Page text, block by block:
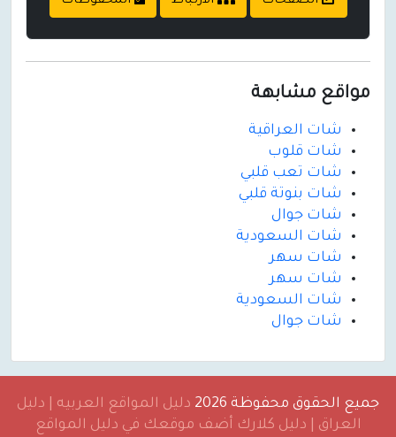
مواقع مشابهة
شات العراقية
شات قلوب
شات تعب قلبي
شات بنوتة قلبي
شات جوال
شات السعودية
شات سهر
شات سهر
شات السعودية
شات جوال
جميع الحقوق محفوظة 2026
دليل المواقع العربيه | دليل
العراق | دليل كلارك أضف موقعك في دليل المواقع